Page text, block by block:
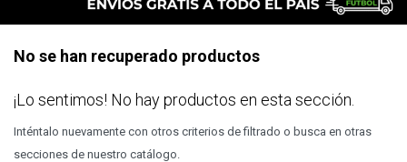
No se han recuperado productos
¡Lo sentimos! No hay productos en esta sección.
Inténtalo nuevamente con otros criterios de filtrado o busca en otras
secciones de nuestro catálogo.